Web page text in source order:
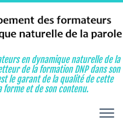
en dynamique naturelle de la
de la formation DNP dans son
le garant de la qualité de cette
forme et de son contenu.